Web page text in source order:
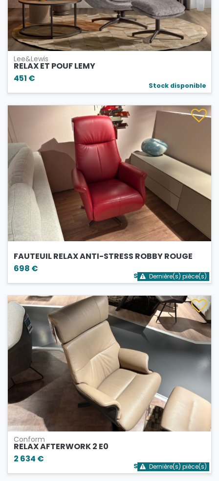
Lee&Lewis
RELAX ET POUF LEMY
451 €
Stock disponible
FAUTEUIL RELAX ANTI-STRESS ROBBY ROUGE
698 €
Stock bientôt épuisé
Dernière(s) pièce(s)
Conform
RELAX AFTERWORK 2 E0
2 634 €
Stock bientôt épuisé
Dernière(s) pièce(s)